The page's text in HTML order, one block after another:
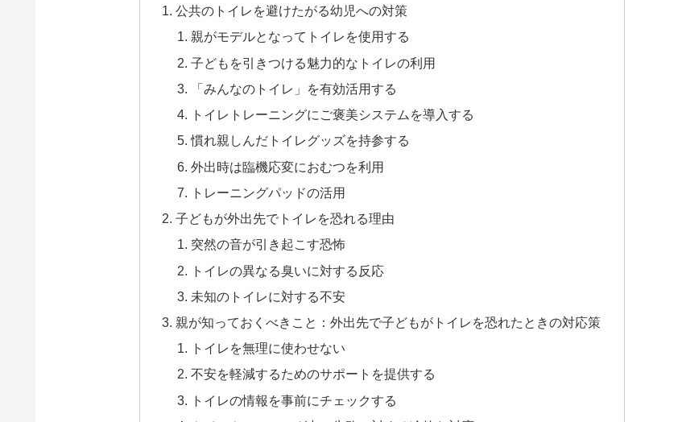
公共のトイレを避けたがる幼児への対策
親がモデルとなってトイレを使用する
子どもを引きつける魅力的なトイレの利用
「みんなのトイレ」を有効活用する
トイレトレーニングにご褒美システムを導入する
慣れ親しんだトイレグッズを持参する
外出時は臨機応変におむつを利用
トレーニングパッドの活用
子どもが外出先でトイレを恐れる理由
突然の音が引き起こす恐怖
トイレの異なる臭いに対する反応
未知のトイレに対する不安
親が知っておくべきこと：外出先で子どもがトイレを恐れたときの対応策
トイレを無理に使わせない
不安を軽減するためのサポートを提供する
トイレの情報を事前にチェックする